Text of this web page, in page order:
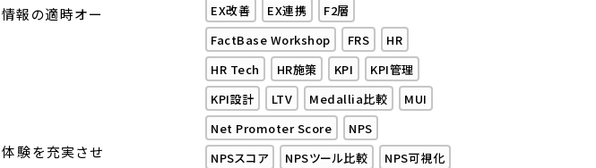
報の適時オー
験を充実させ
EX改善
EX連携
F2層
FactBase Workshop
FRS
HR
HR Tech
HR施策 KPI
KPI管理
KPI設計
LTV Medallia比較
MUI
Net Promoter Score
NPS
NPSスコア
NPSツール比較
NPS可視化